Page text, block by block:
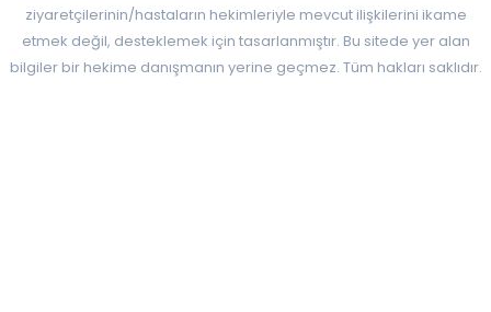
ziyaretçilerinin/hastaların hekimleriyle mevcut ilişkilerini ikame
etmek değil, desteklemek için tasarlanmıştır. Bu sitede yer alan
bilgiler bir hekime danışmanın yerine geçmez. Tüm hakları saklıdır.